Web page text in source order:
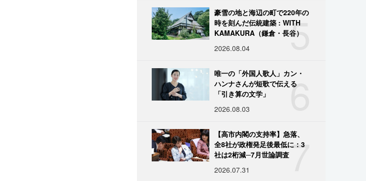
5
豪雪の地と海辺の町で220年の
時を刻んだ伝統建築 : WITH
KAMAKURA（鎌倉・長谷）
2026.08.04
6
唯一の「外国人歌人」カン・
ハンナさんが短歌で伝える
「引き算の文学」
2026.08.03
7
【高市内閣の支持率】急落、
全8社が政権発足後最低に：3
社は2桁減─7月世論調査
2026.07.31